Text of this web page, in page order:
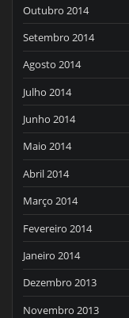
Outubro 2014
Setembro 2014
Agosto 2014
Julho 2014
Junho 2014
Maio 2014
Abril 2014
Março 2014
Fevereiro 2014
Janeiro 2014
Dezembro 2013
Novembro 2013